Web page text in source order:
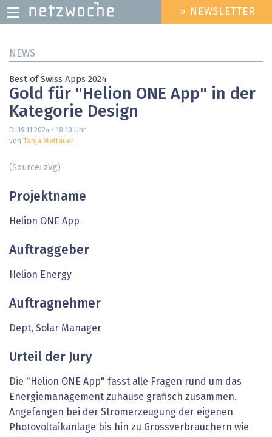
zum
HEADER
MENU
» NEWSLETTER
NEWS
Best of Swiss Apps 2024
Gold für "Helion ONE App" in der
Kategorie Design
Di 19.11.2024 - 18:10 Uhr
von
Tanja Mettauer
(Source: zVg)
Projektname
Helion ONE App
Auftraggeber
Helion Energy
Auftragnehmer
Dept, Solar Manager
Urteil der Jury
Die "Helion ONE App" fasst alle Fragen rund um das
Energie­management zuhause grafisch zusammen.
Angefangen bei der Stromerzeugung der eigenen
Photovoltaikanlage bis hin zu Grossverbrauchern wie